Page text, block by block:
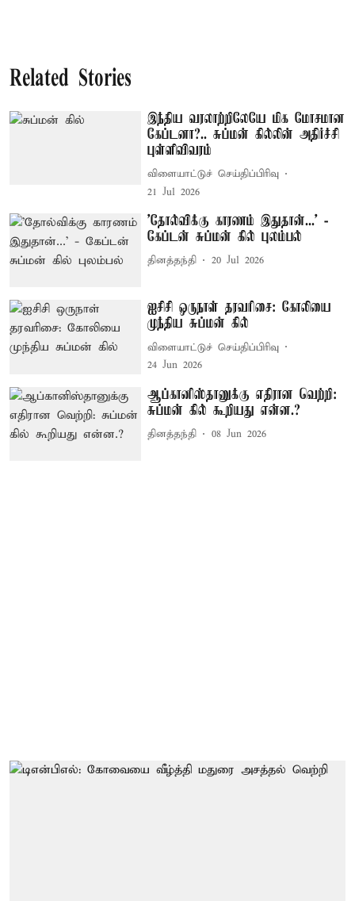
Related Stories
இந்திய வரலாற்றிலேயே மிக மோசமான
கேப்டனா?.. சுப்மன் கில்லின் அதிர்ச்சி
புள்ளிவிவரம்
விளையாட்டுச் செய்திப்பிரிவு
21 Jul 2026
’தோல்விக்கு காரணம் இதுதான்...’ -
கேப்டன் சுப்மன் கில் புலம்பல்
தினத்தந்தி 20 Jul 2026
ஐசிசி ஒருநாள் தரவரிசை: கோலியை
முந்திய சுப்மன் கில்
விளையாட்டுச் செய்திப்பிரிவு
24 Jun 2026
ஆப்கானிஸ்தானுக்கு எதிரான வெற்றி:
சுப்மன் கில் கூறியது என்ன.?
தினத்தந்தி 08 Jun 2026